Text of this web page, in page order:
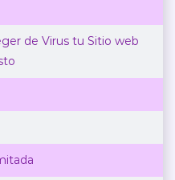
de Virus tu Sitio web